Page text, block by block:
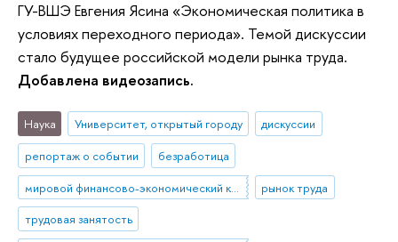
ГУ-ВШЭ Евгения Ясина «Экономическая политика в
условиях переходного периода». Темой дискуссии
стало будущее российской модели рынка труда.
Добавлена видеозапись.
Наука Университет, открытый городу
дискуссии
репортаж о событии
безработица
мировой финансово-экономический кризис
рынок труда
трудовая занятость